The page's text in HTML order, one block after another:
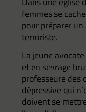
femmes se
pour préparer
terroriste.
La jeune
et en sevrage
professeure des
dépressive qui
doivent se